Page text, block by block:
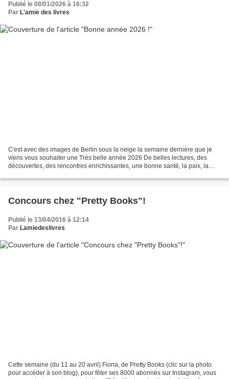
Publié le 08/01/2026 à 16:32
Par L'amie des livres
C'est avec des images de Berlin sous la neige la semaine dernière que je
viens vous souhaiter une Très belle année 2026 De belles lectures, des
découvertes, des rencontres enrichissantes, une bonne santé, la paix, la
Concours chez "Pretty Books"!
Publié le 13/04/2016 à 12:14
Par Lamiedeslivres
Cette semaine (du 11 au 20 avril) Fiona, de Pretty Books (clic sur la photo
pour accéder à son blog), pour fêter ses 8000 abonnés sur Instagram, vous